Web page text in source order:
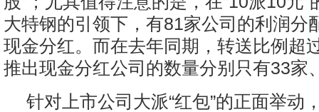
大特钢的引领下，有81家公司的利润分
现金分红。而在去年同期，转送比例超
推出现金分红公司的数量分别只有33家
针对上市公司大派“红包”的正面举动